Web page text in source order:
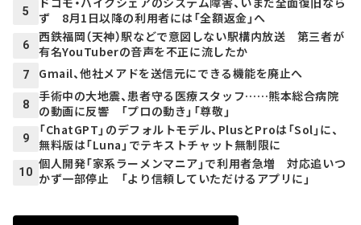
5
ず 8月1日以降の利用者には「全額返金」へ
6
西鉄福岡（天神）駅などで意図しない駅構内放送 第三者が
有名YouTuberの音声を不正に流したか
7 Gmail、他社メアドを送信元にできる機能を廃止へ
8
手術中の大地震、患者守る医療スタッフ……熊本総合病院
の動画に反響 「プロの動き」「尊敬」
9
「ChatGPT」のデフォルトモデル、PlusとProは「Sol」に、
無料版は「Luna」でテキストチャット無制限に
10
個人開発「家系ラーメンマニア」で利用者急増 対応追いつ
かず一部停止 「より信頼していただけるアプリに」